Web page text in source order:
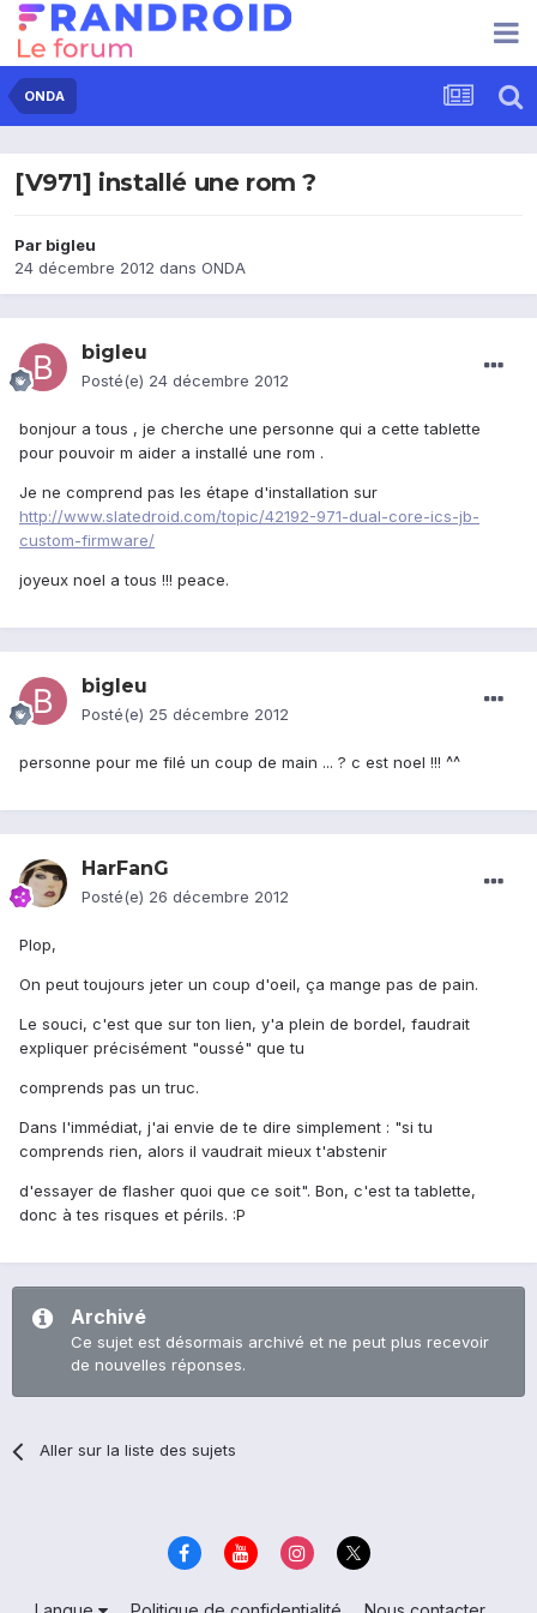
ONDA
[V971] installé une rom ?
Par bigleu
24 décembre 2012 dans ONDA
bigleu
Posté(e) 24 décembre 2012
bonjour a tous , je cherche une personne qui a cette tablette
pour pouvoir m aider a installé une rom .
Je ne comprend pas les étape d'installation sur
http://www.slatedroid.com/topic/42192-971-dual-core-ics-jb-
custom-firmware/
joyeux noel a tous !!! peace.
bigleu
Posté(e) 25 décembre 2012
personne pour me filé un coup de main ... ? c est noel !!! ^^
HarFanG
Posté(e) 26 décembre 2012
Plop,
On peut toujours jeter un coup d'oeil, ça mange pas de pain.
Le souci, c'est que sur ton lien, y'a plein de bordel, faudrait
expliquer précisément "oussé" que tu
comprends pas un truc.
Dans l'immédiat, j'ai envie de te dire simplement : "si tu
comprends rien, alors il vaudrait mieux t'abstenir
d'essayer de flasher quoi que ce soit". Bon, c'est ta tablette,
donc à tes risques et périls. :P
Archivé
Ce sujet est désormais archivé et ne peut plus recevoir
de nouvelles réponses.
Aller sur la liste des sujets